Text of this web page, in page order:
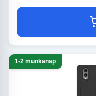
1-2 munkanap